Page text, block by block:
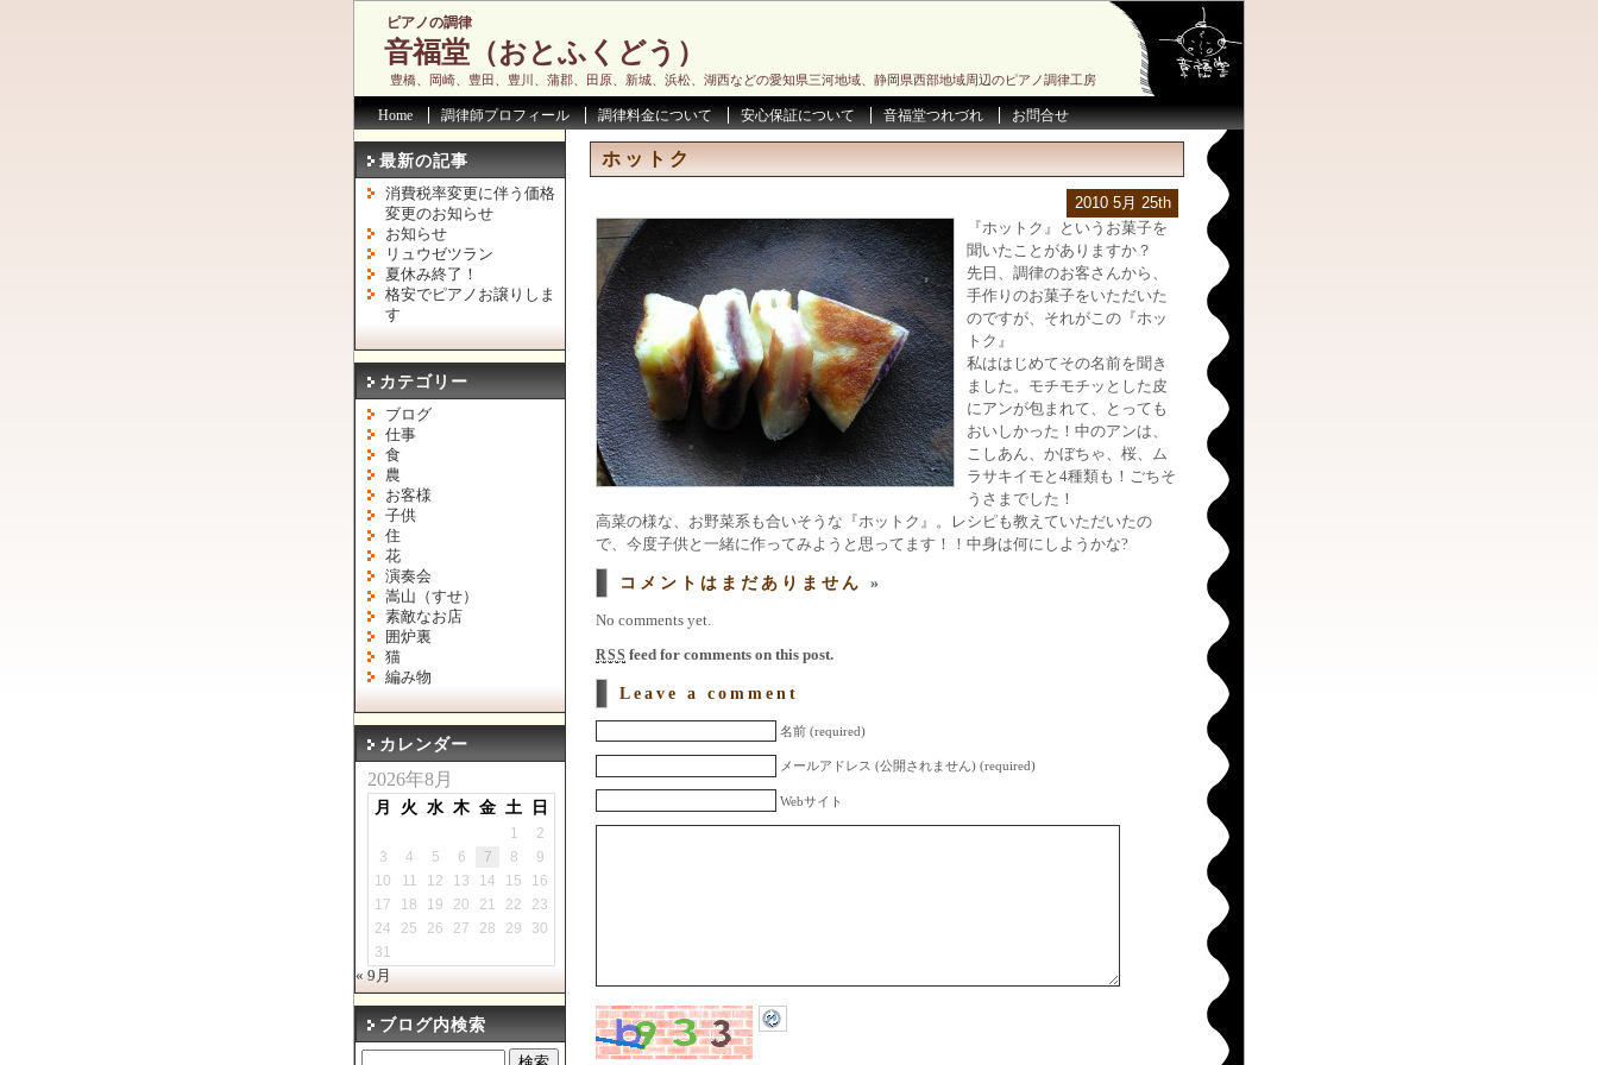
ピアノの調律
音福堂（おとふくどう）
豊橋、岡崎、豊田、豊川、蒲郡、田原、新城、浜松、湖西などの愛知県三河地域、静岡県西部地域周辺のピアノ調律工房
Home 調律師プロフィール 調律料金について 安心保証について 音福堂つれづれ お問合せ
ホットク
2010 5月 25th
『ホットク』というお菓子を
聞いたことがありますか？
先日、調律のお客さんから、
手作りのお菓子をいただいた
のですが、それがこの『ホッ
トク』
私ははじめてその名前を聞き
ました。モチモチッとした皮
にアンが包まれて、とっても
おいしかった！中のアンは、
こしあん、かぼちゃ、桜、ム
ラサキイモと4種類も！ごちそ
うさまでした！
高菜の様な、お野菜系も合いそうな『ホットク』。レシピも教えていただいたの
で、今度子供と一緒に作ってみようと思ってます！！中身は何にしようかな?
コメントはまだありません »
No comments yet.
RSS feed for comments on this post.
Leave a comment
名前 (required)
メールアドレス (公開されません) (required)
Webサイト
最新の記事
消費税率変更に伴う価格
変更のお知らせ
お知らせ
リュウゼツラン
夏休み終了！
格安でピアノお譲りしま
す
カテゴリー
ブログ
仕事
食
農
お客様
子供
住
花
演奏会
嵩山（すせ）
素敵なお店
囲炉裏
猫
編み物
カレンダー
2026年8月
月 火 水 木 金 土 日
1
2
3
4 5 6 7 8
9
10
11 12 13 14 15
16
17
18 19 20 21 22
23
24
25 26 27 28 29
30
31
« 9月
ブログ内検索